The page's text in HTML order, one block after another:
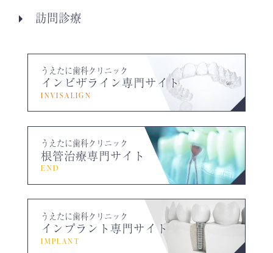
訪問診療
うえたに歯科クリニック
インビザライン専門サイト
INVISALIGN
うえたに歯科クリニック
根管治療専門サイト
END
うえたに歯科クリニック
インプラント専門サイト
IMPLANT